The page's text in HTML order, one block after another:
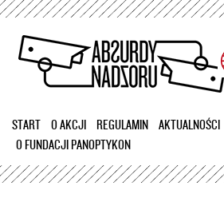
Przejdź
treści
START O AKCJI REGULAMIN
AKTUALNOŚCI
O FUNDACJI PANOPTYKON